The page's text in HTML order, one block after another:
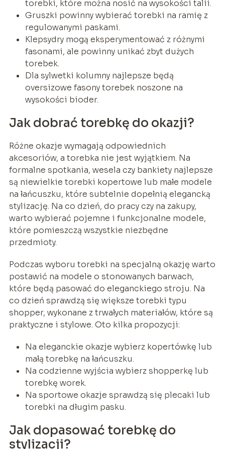
torebki, które można nosić na wysokości talii.
Gruszki powinny wybierać torebki na ramię z
regulowanymi paskami.
Klepsydry mogą eksperymentować z różnymi
fasonami, ale powinny unikać zbyt dużych
torebek.
Dla sylwetki kolumny najlepsze będą
oversizowe fasony torebek noszone na
wysokości bioder.
Jak dobrać torebkę do okazji?
Różne okazje wymagają odpowiednich
akcesoriów, a torebka nie jest wyjątkiem. Na
formalne spotkania, wesela czy bankiety najlepsze
są niewielkie torebki kopertowe lub małe modele
na łańcuszku, które subtelnie dopełnią elegancką
stylizację. Na co dzień, do pracy czy na zakupy,
warto wybierać pojemne i funkcjonalne modele,
które pomieszczą wszystkie niezbędne
przedmioty.
Podczas wyboru torebki na specjalną okazję warto
postawić na modele o stonowanych barwach,
które będą pasować do eleganckiego stroju. Na
co dzień sprawdzą się większe torebki typu
shopper, wykonane z trwałych materiałów, które są
praktyczne i stylowe. Oto kilka propozycji:
Na eleganckie okazje wybierz kopertówkę lub
małą torebkę na łańcuszku.
Na codzienne wyjścia wybierz shopperkę lub
torebkę worek.
Na sportowe okazje sprawdzą się plecaki lub
torebki na długim pasku.
Jak dopasować torebkę do
stylizacji?